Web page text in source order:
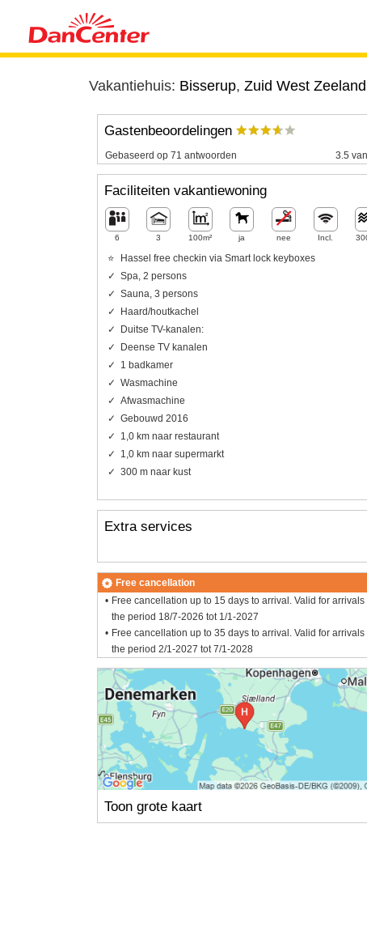
Vakantiehuis: Bisserup, Zuid West Zeeland
Gastenbeoordelingen
Gebaseerd op 71 antwoorden 3.5
Faciliteiten vakantiewoning
6 3 100m² ja nee Incl.
Hassel free checkin via Smart lock keyboxes
Spa, 2 persons
Sauna, 3 persons
Haard/houtkachel
Duitse TV-kanalen:
Deense TV kanalen
1 badkamer
Wasmachine
Afwasmachine
Gebouwd 2016
1,0 km naar restaurant
1,0 km naar supermarkt
300 m naar kust
Extra services
Free cancellation
Free cancellation up to 15 days to arrival. Valid for arrivals
the period 18/7-2026 tot 1/1-2027
Free cancellation up to 35 days to arrival. Valid for arrivals
the period 2/1-2027 tot 7/1-2028
Toon grote kaart